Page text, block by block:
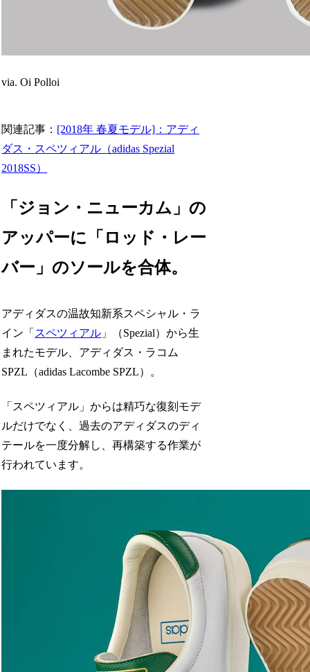
via. Oi Polloi
関連記事： [2018年 春夏モデル]：アディ
ダス・スペツィアル（adidas Spezial
2018SS）
「ジョン・ニューカム」の
アッパーに「ロッド・レー
バー」のソールを合体。
アディダスの温故知新系スペシャル・ラ
イン「 スペツィアル 」（Spezial）から生
まれたモデル、アディダス・ラコム
SPZL（adidas Lacombe SPZL）。
「スペツィアル」からは精巧な復刻モデ
ルだけでなく、過去のアディダスのディ
テールを一度分解し、再構築する作業が
行われています。